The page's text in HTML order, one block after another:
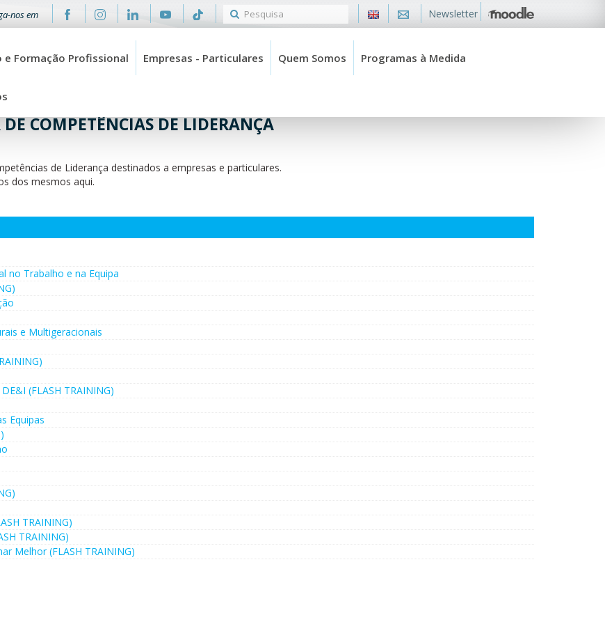
Newsletter
nos em
e Formação Profissional Empresas - Particulares Quem Somos Programas à Medida
COMPETÊNCIAS DE LIDERANÇA
de Liderança destinados a empresas e particulares.
dos mesmos aqui.
no Trabalho e na Equipa
e Multigeracionais
(FLASH TRAINING)
Equipas
TRAINING)
TRAINING)
Melhor (FLASH TRAINING)